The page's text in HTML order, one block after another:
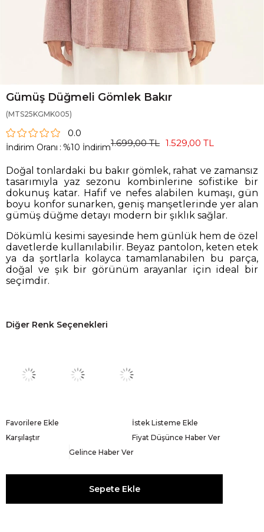
Gümüş Düğmeli Gömlek Bakır
(MTS25KGMK005)
0.0
İndirim Oranı : %10 İndirim1.699,00 TL 1.529,00 TL
Doğal tonlardaki bu bakır gömlek, rahat ve zamansız
tasarımıyla yaz sezonu kombinlerine sofistike bir
dokunuş katar. Hafif ve nefes alabilen kumaşı, gün
boyu konfor sunarken, geniş manşetlerinde yer alan
gümüş düğme detayı modern bir şıklık sağlar.
Dökümlü kesimi sayesinde hem günlük hem de özel
davetlerde kullanılabilir. Beyaz pantolon, keten etek
ya da şortlarla kolayca tamamlanabilen bu parça,
doğal ve şık bir görünüm arayanlar için ideal bir
seçimdir.
Diğer Renk Seçenekleri
Favorilere Ekle
İstek Listeme Ekle
Karşılaştır
Fiyat Düşünce Haber Ver
Gelince Haber Ver